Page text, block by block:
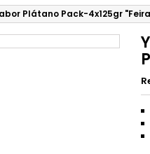
Plátano Pack-4x125gr